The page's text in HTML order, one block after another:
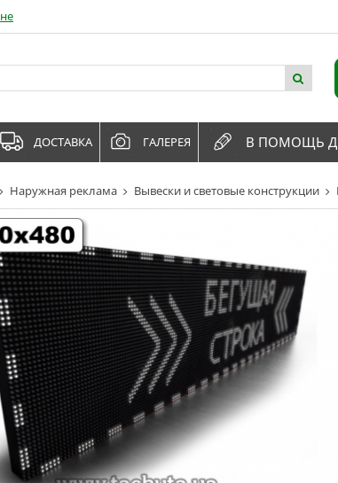
Наружная реклама Вывески и световые конструкции
ДОСТАВКА ГАЛЕРЕЯ В ПОМОЩЬ